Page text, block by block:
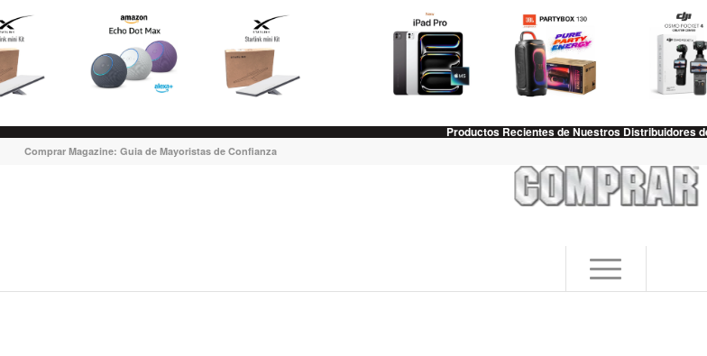
Productos Recientes de Nuestros Distribuidores
Comprar Magazine: Guia de Mayoristas de Confianza